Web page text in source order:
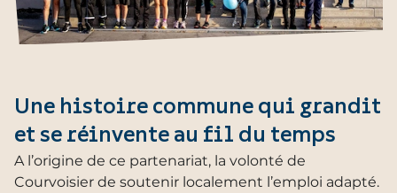
Une histoire commune qui grandit
et se réinvente au fil du temps
A l’origine de ce partenariat, la volonté de
Courvoisier de soutenir localement l’emploi adapté.